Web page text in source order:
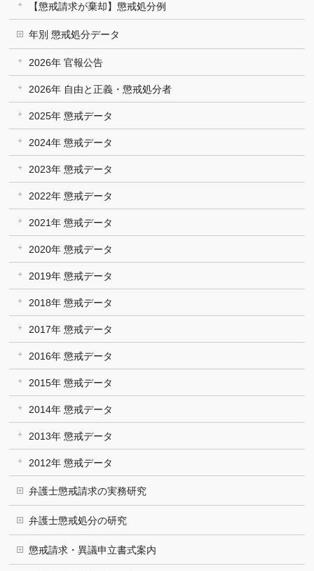
【懲戒請求が棄却】懲戒処分例
年別 懲戒処分データ
2026年 官報公告
2026年 自由と正義・懲戒処分者
2025年 懲戒データ
2024年 懲戒データ
2023年 懲戒データ
2022年 懲戒データ
2021年 懲戒データ
2020年 懲戒データ
2019年 懲戒データ
2018年 懲戒データ
2017年 懲戒データ
2016年 懲戒データ
2015年 懲戒データ
2014年 懲戒データ
2013年 懲戒データ
2012年 懲戒データ
弁護士懲戒請求の実務研究
弁護士懲戒処分の研究
懲戒請求・異議申立書式案内